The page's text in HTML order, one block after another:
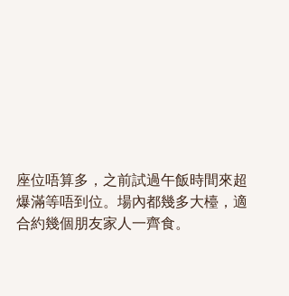
座位唔算多，之前試過午飯時間來超
爆滿等唔到位。場內都幾多大檯，適
合約幾個朋友家人一齊食。